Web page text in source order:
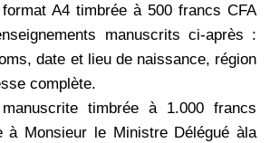
A4 timbrée à 500 francs CFA
manuscrits ci-après :
date et lieu de naissance, région
complète.
timbrée à 1.000 francs
à Monsieur le Ministre Délégué àla